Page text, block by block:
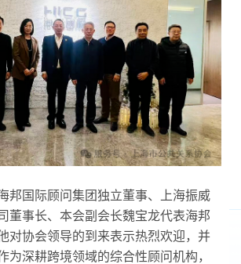
国际顾问集团独立董事、上海振威
董事长、本会副会长魏宝龙代表海邦
对协会领导的到来表示热烈欢迎，并
为深耕跨境领域的综合性顾问机构，